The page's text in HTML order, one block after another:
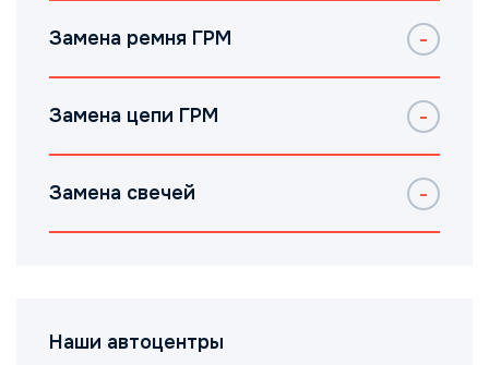
Замена ремня ГРМ
Замена цепи ГРМ
Замена свечей
Наши автоцентры